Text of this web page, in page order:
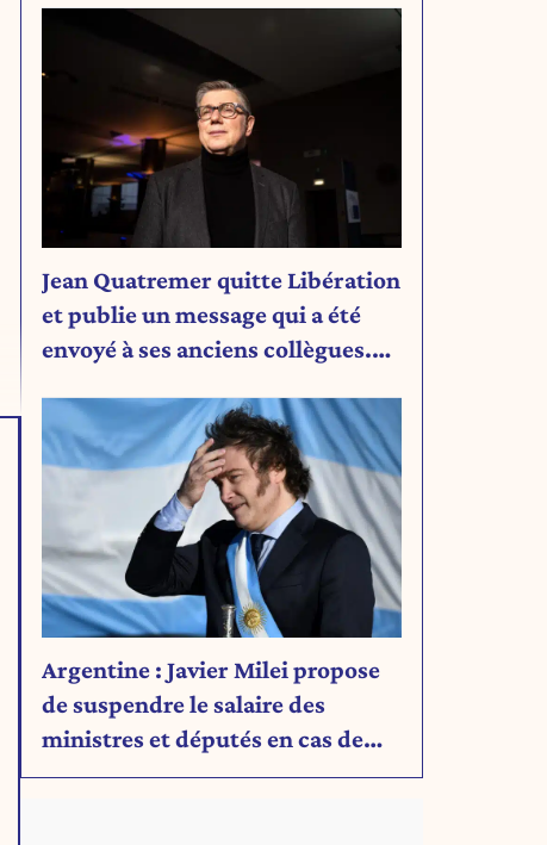
Jean Quatremer quitte Libération
et publie un message qui a été
envoyé à ses anciens collègues.
Argentine : Javier Milei propose
de suspendre le salaire des
ministres et députés en cas de
déficit budgétaire